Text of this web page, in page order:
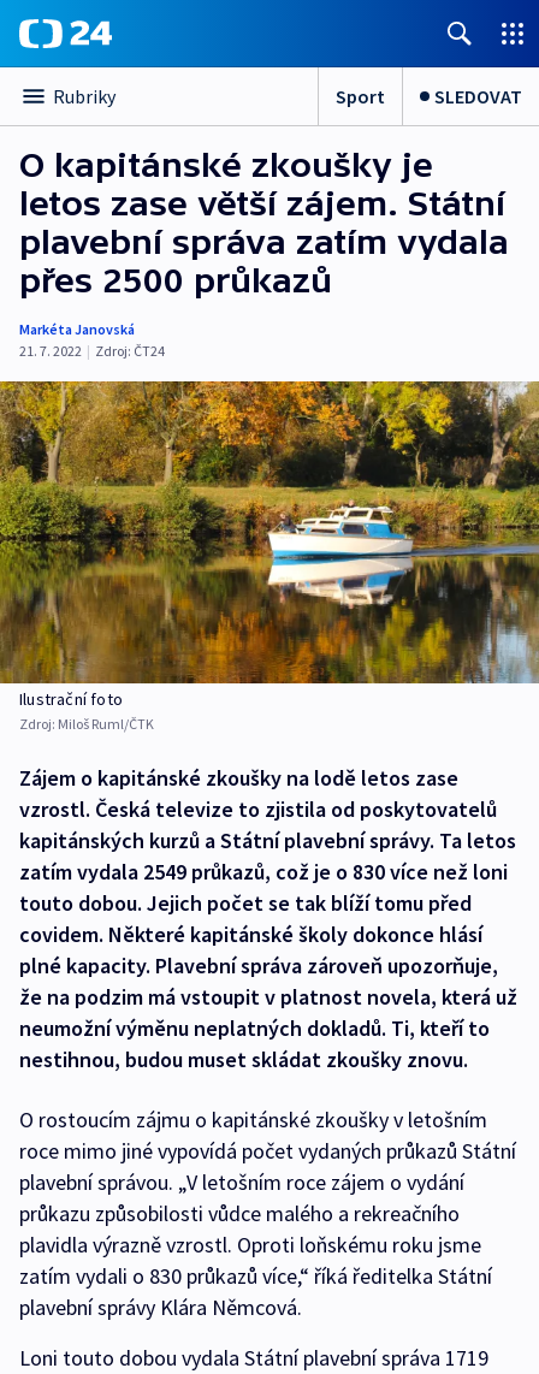
Rubriky Sport SLEDOVAT
O kapitánské zkoušky je
letos zase větší zájem. Státní
plavební správa zatím vydala
přes 2500 průkazů
Markéta Janovská
21. 7. 2022 | Zdroj: ČT24
Ilustrační foto
Zdroj: Miloš Ruml/ČTK
Zájem o kapitánské zkoušky na lodě letos zase
vzrostl. Česká televize to zjistila od poskytovatelů
kapitánských kurzů a Státní plavební správy. Ta letos
zatím vydala 2549 průkazů, což je o 830 více než loni
touto dobou. Jejich počet se tak blíží tomu před
covidem. Některé kapitánské školy dokonce hlásí
plné kapacity. Plavební správa zároveň upozorňuje,
že na podzim má vstoupit v platnost novela, která už
neumožní výměnu neplatných dokladů. Ti, kteří to
nestihnou, budou muset skládat zkoušky znovu.
O rostoucím zájmu o kapitánské zkoušky v letošním
roce mimo jiné vypovídá počet vydaných průkazů Státní
plavební správou. „V letošním roce zájem o vydání
průkazu způsobilosti vůdce malého a rekreačního
plavidla výrazně vzrostl. Oproti loňskému roku jsme
zatím vydali o 830 průkazů více,“ říká ředitelka Státní
plavební správy Klára Němcová.
Loni touto dobou vydala Státní plavební správa 1719